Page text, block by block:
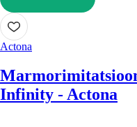
LISA OSTUKORVI
Actona
Infinity - Actona